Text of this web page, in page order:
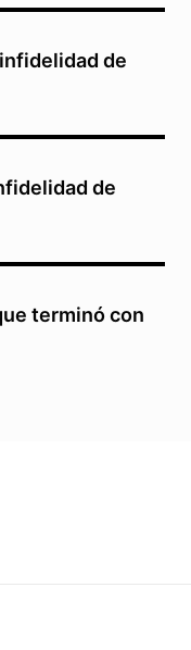
de
de
terminó con